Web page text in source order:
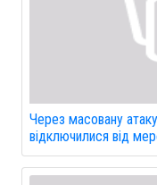
Через масовану
відключилися від